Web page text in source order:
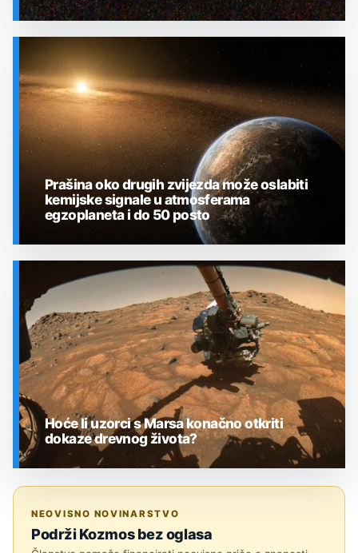
SVEMIR
SVEMIR
Prašina oko drugih zvijezda može oslabiti
kemijske signale u atmosferama
egzoplaneta i do 50 posto
Hoće li uzorci s Marsa konačno otkriti
dokaze drevnog života?
NEOVISNO NOVINARSTVO
Podrži Kozmos bez oglasa